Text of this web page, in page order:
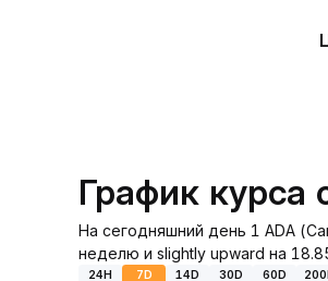
График курса
На сегодняшний день 1 ADA
неделю и slightly upward на
24H 7D 14D 30D 60D